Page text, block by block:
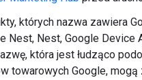
których nazwa zawiera
Nest, Nest, Google Device
która jest łudząco
towarowych Google,